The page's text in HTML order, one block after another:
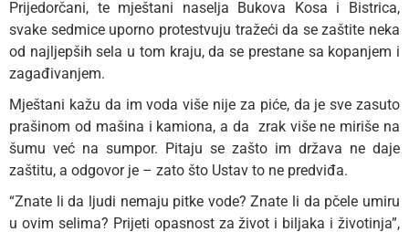
Prijedorčani, te mještani naselja Bukova Kosa i Bistrica,
svake sedmice uporno protestvuju tražeći da se zaštite neka
od najljepših sela u tom kraju, da se prestane sa kopanjem i
zagađivanjem.
Mještani kažu da im voda više nije za piće, da je sve zasuto
prašinom od mašina i kamiona, a da zrak više ne miriše na
šumu već na sumpor. Pitaju se zašto im država ne daje
zaštitu, a odgovor je – zato što Ustav to ne predviđa.
“Znate li da ljudi nemaju pitke vode? Znate li da pčele umiru
u ovim selima? Prijeti opasnost za život i biljaka i životinja”,